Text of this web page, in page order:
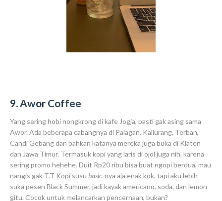
9. Awor Coffee
Yang sering hobi nongkrong di kafe Jogja, pasti gak asing sama
Awor. Ada beberapa cabangnya di Palagan, Kaliurang, Terban,
Candi Gebang dan bahkan katanya mereka juga buka di Klaten
dan Jawa Timur. Termasuk kopi yang laris di ojol juga nih, karena
sering promo hehehe. Duit Rp20 ribu bisa buat ngopi berdua, mau
nangis gak T.T Kopi susu basic-nya aja enak kok, tapi aku lebih
suka pesen Black Summer, jadi kayak americano, soda, dan lemon
gitu. Cocok untuk melancarkan pencernaan, bukan?